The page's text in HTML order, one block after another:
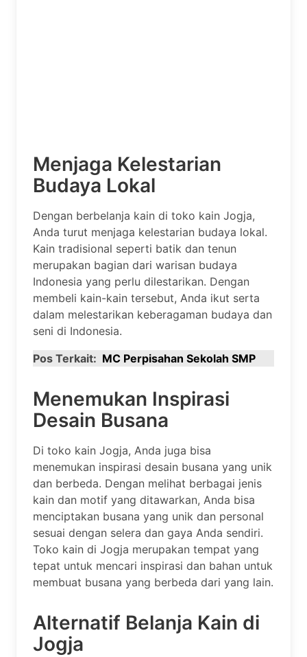
Menjaga Kelestarian
Budaya Lokal
Dengan berbelanja kain di toko kain Jogja,
Anda turut menjaga kelestarian budaya lokal.
Kain tradisional seperti batik dan tenun
merupakan bagian dari warisan budaya
Indonesia yang perlu dilestarikan. Dengan
membeli kain-kain tersebut, Anda ikut serta
dalam melestarikan keberagaman budaya dan
seni di Indonesia.
Pos Terkait: MC Perpisahan Sekolah SMP
Menemukan Inspirasi
Desain Busana
Di toko kain Jogja, Anda juga bisa
menemukan inspirasi desain busana yang unik
dan berbeda. Dengan melihat berbagai jenis
kain dan motif yang ditawarkan, Anda bisa
menciptakan busana yang unik dan personal
sesuai dengan selera dan gaya Anda sendiri.
Toko kain di Jogja merupakan tempat yang
tepat untuk mencari inspirasi dan bahan untuk
membuat busana yang berbeda dari yang lain.
Alternatif Belanja Kain di
Jogja